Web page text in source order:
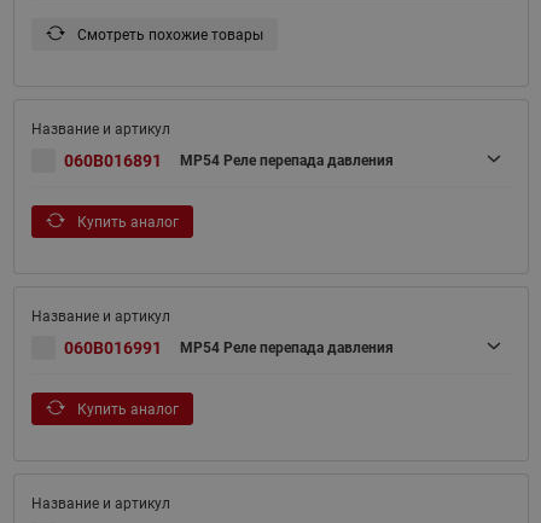
Смотреть похожие товары
060B016891 MP54 Реле перепада давления
Купить аналог
060B016991 MP54 Реле перепада давления
Купить аналог